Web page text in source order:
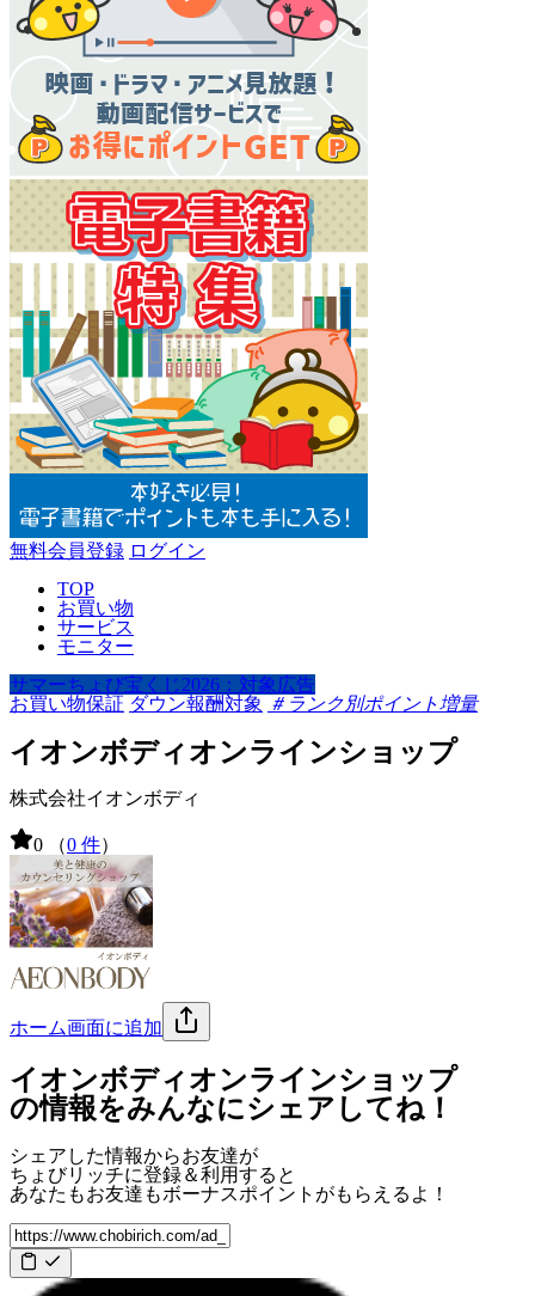
無料会員登録 ログイン
TOP
お買い物
サービス
モニター
サマーちょび宝くじ2026：対象広告
お買い物保証 ダウン報酬対象 ＃ランク別ポイント増量
イオンボディオンラインショップ
株式会社イオンボディ
0 （0 件）
ホーム画面に追加
イオンボディオンラインショップ
の情報をみんなにシェアしてね！
シェアした情報からお友達が
ちょびリッチに登録＆利用すると
あなたもお友達もボーナスポイント がもらえるよ！